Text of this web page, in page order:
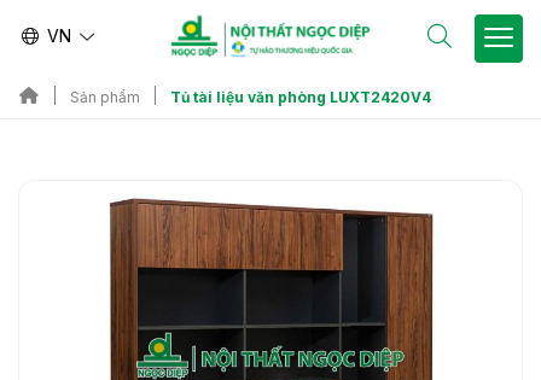
VN
Sản phẩm Tủ tài liệu văn phòng LUXT2420V4